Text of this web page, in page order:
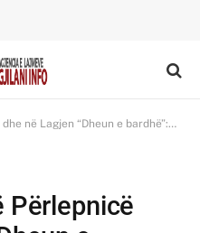
“Dheun e bardhë”: Fitorja është e jona
Përlepnicë